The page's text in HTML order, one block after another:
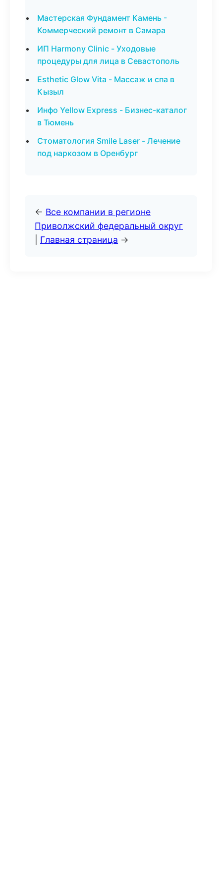
Мастерская Фундамент Камень -
Коммерческий ремонт в Самара
ИП Harmony Clinic - Уходовые
процедуры для лица в Севастополь
Esthetic Glow Vita - Массаж и спа в
Кызыл
Инфо Yellow Express - Бизнес-каталог
в Тюмень
Стоматология Smile Laser - Лечение
под наркозом в Оренбург
← Все компании в регионе
Приволжский федеральный округ
Главная страница →